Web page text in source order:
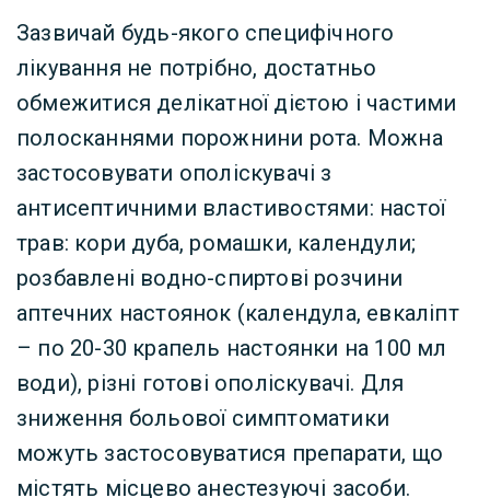
Зазвичай будь-якого специфічного
лікування не потрібно, достатньо
обмежитися делікатної дієтою і частими
полосканнями порожнини рота. Можна
застосовувати ополіскувачі з
антисептичними властивостями: настої
трав: кори дуба, ромашки, календули;
розбавлені водно-спиртові розчини
аптечних настоянок (календула, евкаліпт
– по 20-30 крапель настоянки на 100 мл
води), різні готові ополіскувачі. Для
зниження больової симптоматики
можуть застосовуватися препарати, що
містять місцево анестезуючі засоби.